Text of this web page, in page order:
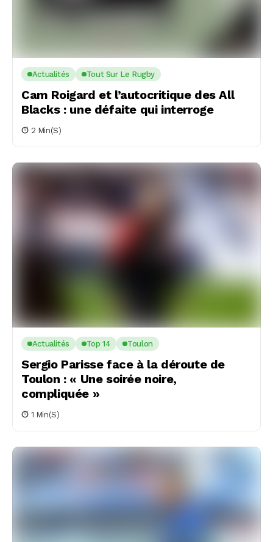
Actualités Tout Sur Le Rugby
Cam Roigard et l’autocritique des All
Blacks : une défaite qui interroge
2 Min(s)
Actualités Top 14 Toulon
Sergio Parisse face à la déroute de
Toulon : « Une soirée noire,
compliquée »
1 Min(s)